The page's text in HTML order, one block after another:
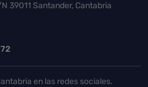
39011 Santander, Cantabria
en las redes sociales.